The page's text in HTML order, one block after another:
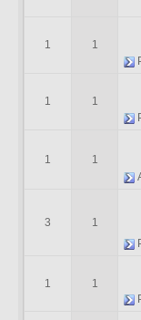
1
1
1
1
1
1
1
3
1
1